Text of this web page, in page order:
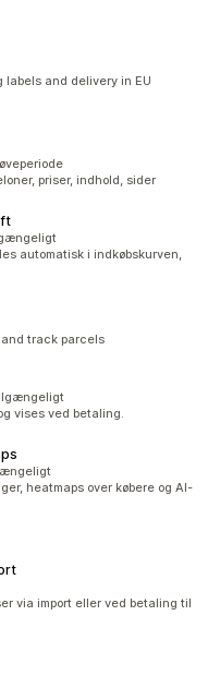
labels and delivery in EU
priser, indhold, sider
automatisk i indkøbskurven,
track parcels
vises ved betaling.
heatmaps over købere og AI-
via import eller ved betaling til